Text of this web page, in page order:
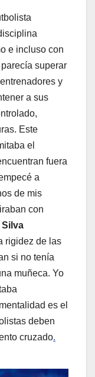
e incluso con
superar
y
a sus
Este
el
fuera
a
de mis
con
Silva
rigidez de las
si no tenía
muñeca. Yo
es el
deben
cruzado.